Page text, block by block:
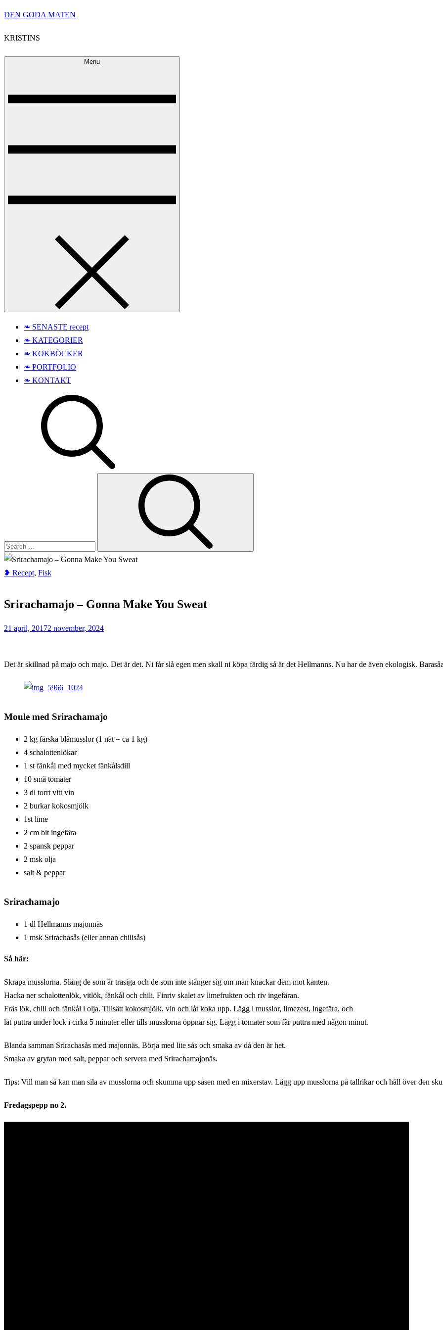
Skip
content
DEN GODA MATEN
KRISTINS
Menu
❧ SENASTE recept
❧ KATEGORIER
❧ KOKBÖCKER
❧ PORTFOLIO
❧ KONTAKT
Srirachamajo
Gonna
You
❥ Recept, Fisk
Srirachamajo – Gonna Make You Sweat
21 april, 20172 november, 2024
Det är skillnad på majo och majo. Det är det. Ni får slå egen men skall ni köpa färdig så är det Hellmanns. Nu har de även ekologisk.
Moule med Srirachamajo
2 kg färska blåmusslor (1 nät = ca 1 kg)
4 schalottenlökar
1 st fänkål med mycket fänkålsdill
10 små tomater
3 dl torrt vitt vin
2 burkar kokosmjölk
1st lime
2 cm bit ingefära
2 spansk peppar
2 msk olja
salt & peppar
Srirachamajo
1 dl Hellmanns majonnäs
1 msk Srirachasås (eller annan chilisås)
Så här:
Skrapa musslorna. Släng de som är trasiga och de som inte stänger sig om man knackar dem mot kanten.
Hacka ner schalottenlök, vitlök, fänkål och chili. Finriv skalet av limefrukten och riv ingefäran.
Fräs lök, chili och fänkål i olja. Tillsätt kokosmjölk, vin och låt koka upp. Lägg i musslor, limezest, ingefära, och
låt puttra under lock i cirka 5 minuter eller tills musslorna öppnar sig. Lägg i tomater som får puttra med någon minut.
Blanda samman Srirachasås med majonnäs. Börja med lite sås och smaka av då den är het.
Smaka av grytan med salt, peppar och servera med Srirachamajonäs.
Tips: Vill man så kan man sila av musslorna och skumma upp såsen med en mixerstav. Lägg upp musslorna på tallrikar och häll över den
Fredagspepp no 2.